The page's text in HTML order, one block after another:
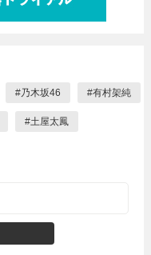
#乃木坂46 #有村架純
#土屋太鳳